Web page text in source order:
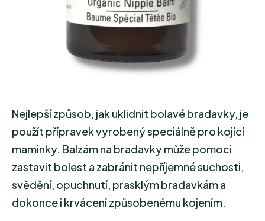
Nejlepší způsob, jak uklidnit bolavé bradavky, je
použít přípravek vyrobený speciálně pro kojící
maminky. Balzám na bradavky může pomoci
zastavit bolest a zabránit nepříjemné suchosti,
svědění, opuchnutí, prasklým bradavkám a
dokonce i krvácení způsobenému kojením.